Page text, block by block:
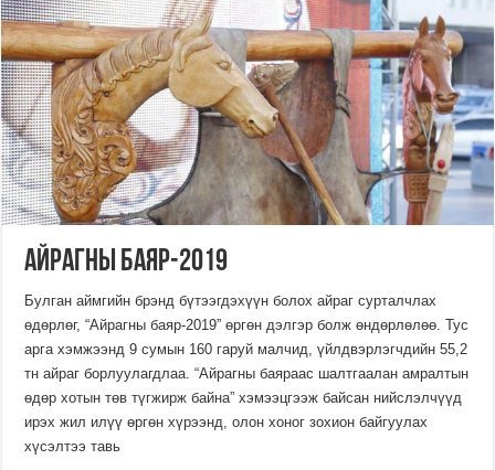
Айрагны баяр-2019
Булган аймгийн брэнд бүтээгдэхүүн болох айраг сурталчлах
өдөрлөг, “Айрагны баяр-2019” өргөн дэлгэр болж өндөрлөлөө. Тус
арга хэмжээнд 9 сумын 160 гаруй малчид, үйлдвэрлэгчдийн 55,2
тн айраг борлуулагдлаа. “Айрагны баяраас шалтгаалан амралтын
өдөр хотын төв түгжирж байна” хэмээцгээж байсан нийслэлчүүд
ирэх жил илүү өргөн хүрээнд, олон хоног зохион байгуулах
хүсэлтээ тавь